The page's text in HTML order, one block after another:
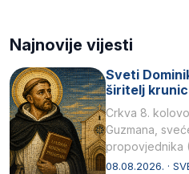
Najnovije vijesti
Sveti
širitelj
Crkva 8.
Guzmana,
propovjednika
Svojim
08.08.2026. ·